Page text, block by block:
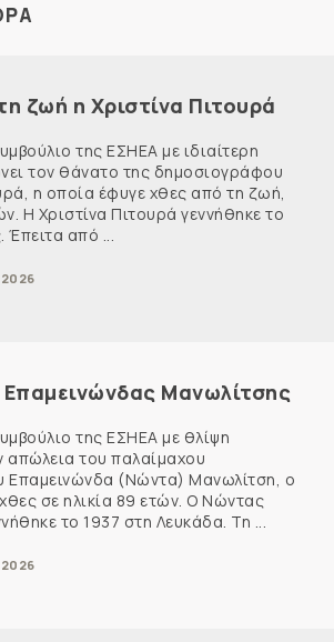
ζωή η Χριστίνα Πιτουρά
της ΕΣΗΕΑ με ιδιαίτερη
τον θάνατο της δημοσιογράφου
η οποία έφυγε χθες από τη ζωή,
Η Χριστίνα Πιτουρά γεννήθηκε το
από ...
Μανωλίτσης
της ΕΣΗΕΑ με θλίψη
απώλεια του παλαίμαχου
Επαμεινώνδα (Νώντα) Μανωλίτση, ο
σε ηλικία 89 ετών. Ο Νώντας
το 1937 στη Λευκάδα. Τη ...